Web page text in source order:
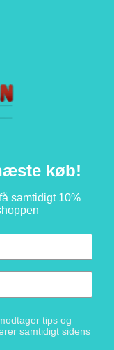
køb!
samtidigt 10%
tips og
samtidigt sidens